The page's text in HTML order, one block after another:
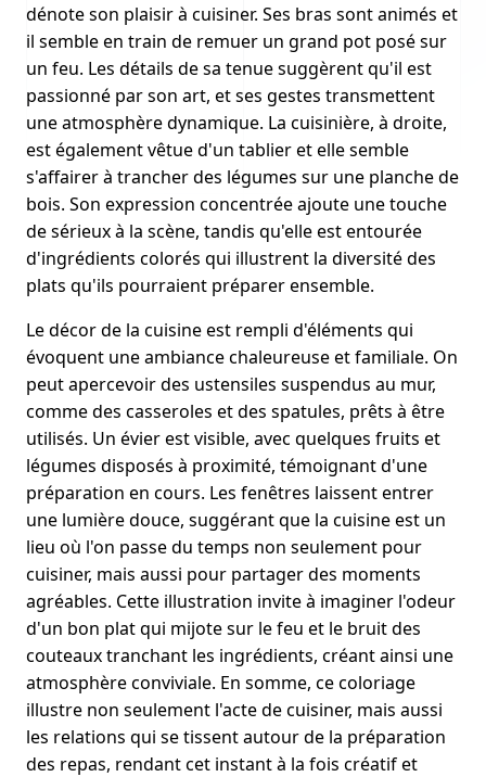
dénote son plaisir à cuisiner. Ses bras sont animés et
il semble en train de remuer un grand pot posé sur
un feu. Les détails de sa tenue suggèrent qu'il est
passionné par son art, et ses gestes transmettent
une atmosphère dynamique. La cuisinière, à droite,
est également vêtue d'un tablier et elle semble
s'affairer à trancher des légumes sur une planche de
bois. Son expression concentrée ajoute une touche
de sérieux à la scène, tandis qu'elle est entourée
d'ingrédients colorés qui illustrent la diversité des
plats qu'ils pourraient préparer ensemble.
Le décor de la cuisine est rempli d'éléments qui
évoquent une ambiance chaleureuse et familiale. On
peut apercevoir des ustensiles suspendus au mur,
comme des casseroles et des spatules, prêts à être
utilisés. Un évier est visible, avec quelques fruits et
légumes disposés à proximité, témoignant d'une
préparation en cours. Les fenêtres laissent entrer
une lumière douce, suggérant que la cuisine est un
lieu où l'on passe du temps non seulement pour
cuisiner, mais aussi pour partager des moments
agréables. Cette illustration invite à imaginer l'odeur
d'un bon plat qui mijote sur le feu et le bruit des
couteaux tranchant les ingrédients, créant ainsi une
atmosphère conviviale. En somme, ce coloriage
illustre non seulement l'acte de cuisiner, mais aussi
les relations qui se tissent autour de la préparation
des repas, rendant cet instant à la fois créatif et